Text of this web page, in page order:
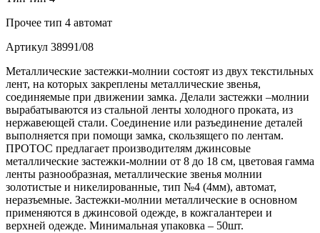
Прочее тип 4 автомат
Артикул 38991/08
Металлические застежки-молнии состоят из двух текстильных
лент, на которых закреплены металлические звенья,
соединяемые при движении замка. Делали застежки –молнии
вырабатываются из стальной ленты холодного проката, из
нержавеющей стали. Соединение или разъединение деталей
выполняется при помощи замка, скользящего по лентам.
ПРОТОС предлагает производителям джинсовые
металлические застежки-молнии от 8 до 18 см, цветовая гамма
ленты разнообразная, металлические звенья молнии
золотистые и никелированные, тип №4 (4мм), автомат,
неразъемные. Застежки-молнии металлические в основном
применяются в джинсовой одежде, в кожгалантереи и
верхней одежде. Минимальная упаковка – 50шт.